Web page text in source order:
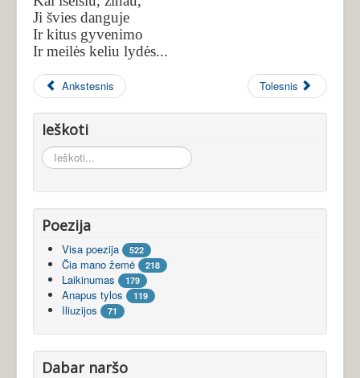
Ji švies danguje
Ir kitus gyvenimo
Ir meilės keliu lydės...
Ankstesnis Tolesnis
Ieškoti
Ieškoti...
Poezija
Visa poezija 522
Čia mano žemė 218
Laikinumas 179
Anapus tylos 119
Iliuzijos 71
Dabar naršo